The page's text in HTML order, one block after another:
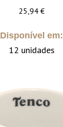
25,94 €
Disponível em:
12 unidades